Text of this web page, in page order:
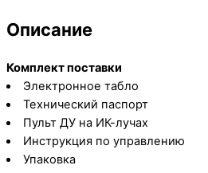
Описание
Комплект поставки
Электронное табло
Технический паспорт
Пульт ДУ на ИК-лучах
Инструкция по управлению
Упаковка